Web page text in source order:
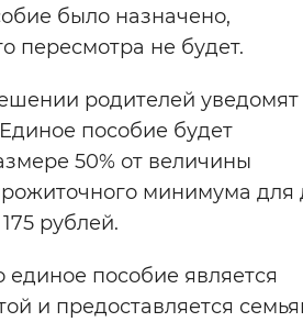
было назначено,
пересмотра не будет.
родителей уведомят
Единое пособие будет
50% от величины
минимума для
рублей.
пособие является
и предоставляется